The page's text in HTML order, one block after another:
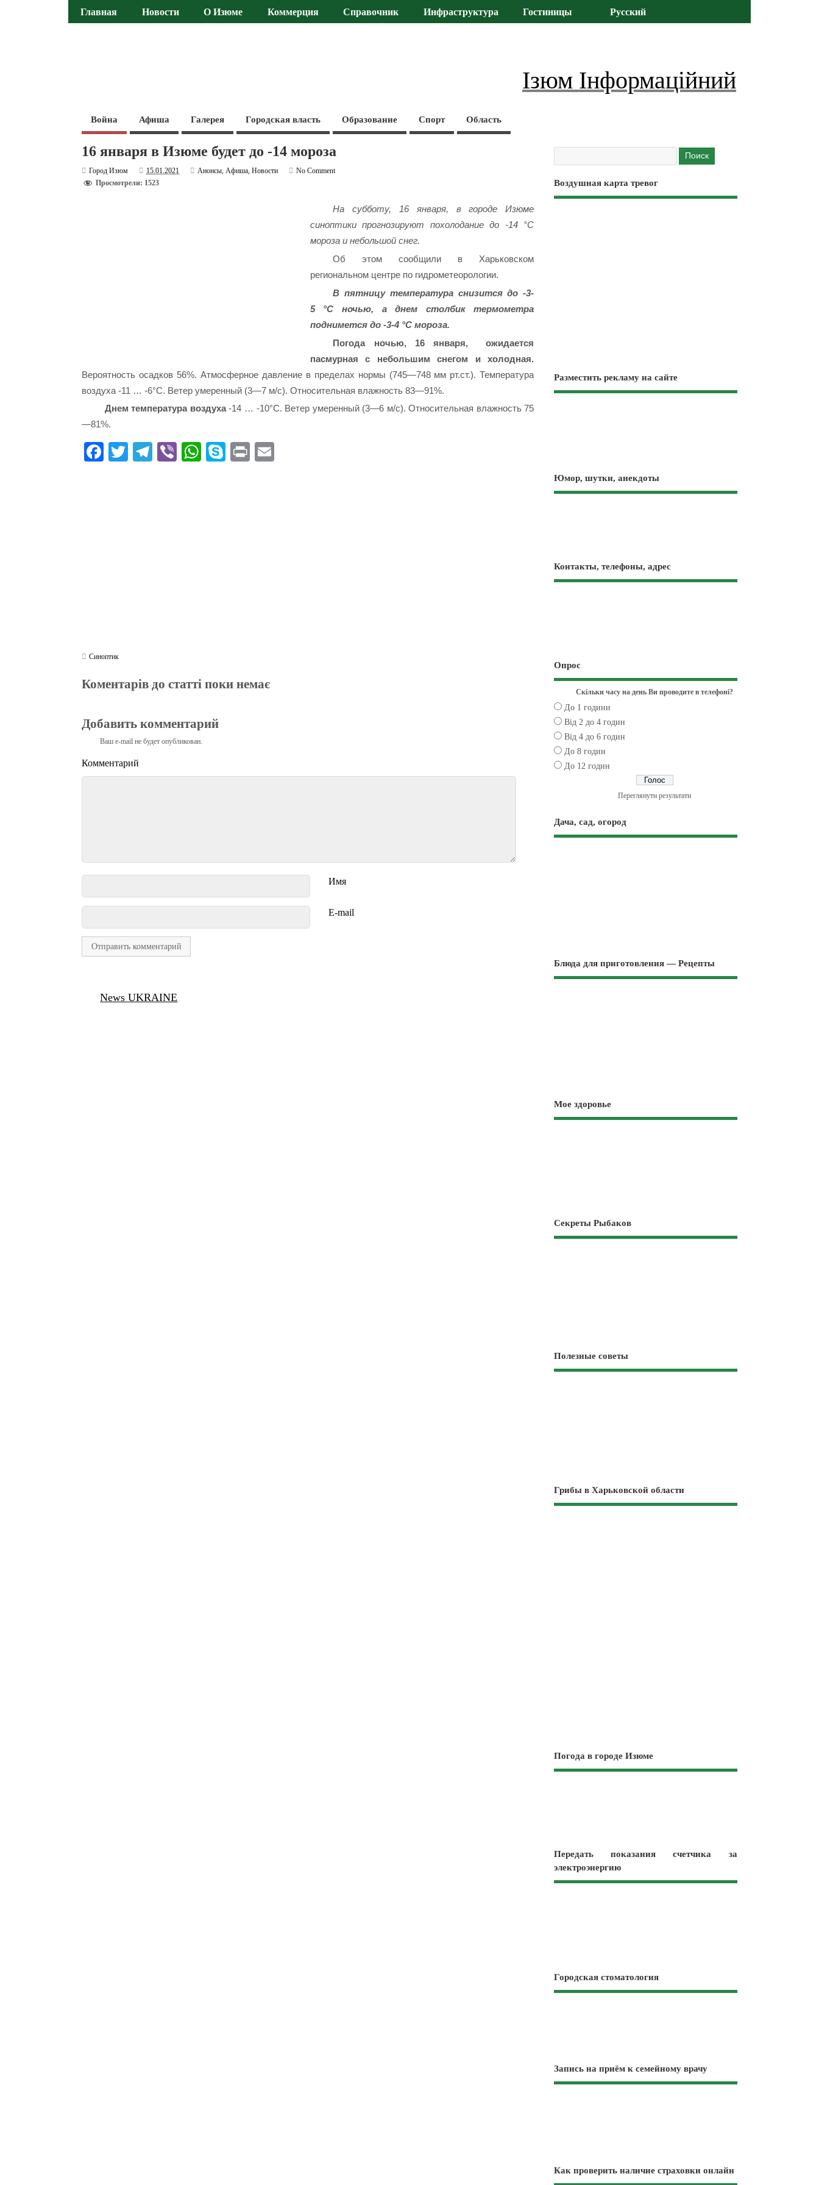
Главная Новости О Изюме Коммерция Справочник Инфраструктура Гостиницы Русский
Ізюм Інформаційний
Война Афиша Галерея Городская власть Образование Спорт Область
16 января в Изюме будет до -14 мороза
Город Изюм 15.01.2021 Анонсы,Афиша,Новости
No Comment
Просмотрели: 1523
На субботу, 16 января, в городе Изюме
синоптики прогнозируют похолодание до -14 °C
мороза и небольшой снег.
Об этом сообщили в Харьковском
региональном центре по гидрометеорологии.
В пятницу температура снизится до -3-
5 °C ночью, а днем столбик термометра
поднимется до -3-4 °C мороза.
Погода ночью, 16 января, ожидается
пасмурная с небольшим снегом и холодная.
Вероятность осадков 56%. Атмосферное давление в пределах нормы (745—748 мм рт.ст.). Температура
воздуха -11 … -6°C. Ветер умеренный (3—7 м/с). Относительная влажность 83—91%.
Днем температура воздуха-14 … -10°C. Ветер умеренный (3—6 м/с). Относительная влажность 75
—81%.
Fa T
Te Vi
W
S
Pr
Синоптик
Коментарів до статті поки немає
Добавить комментарий
Ваш e-mail не будет опубликован.
Комментарий
Имя
E-mail
News UKRAINE
Воздушная карта тревог
Разместить рекламу на сайте
Юмор, шутки, анекдоты
Контакты, телефоны, адрес
Опрос
Скільки часу на день Ви проводите в телефоні?
До 1 години
Від 2 до 4 годин
Від 4 до 6 годин
До 8 годин
До 12 годин
Переглянути результати
Дача, сад, огород
Блюда для приготовления — Рецепты
Мое здоровье
Секреты Рыбаков
Полезные советы
Грибы в Харьковской области
Погода в городе Изюме
Передать показания счетчика за
электроэнергию
Городская стоматология
Запись на приём к семейному врачу
Как проверить наличие страховки онлайн